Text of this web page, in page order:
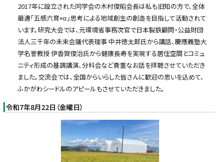
2017年に設立された同学会の木村俊昭会長は私も旧知の方で、全体
最適「五感六育+α」思考による地域創生の創造を目指して活動されて
います。研究大会では、元環境省事務次官で日本製鉄顧問・公益財団
法人三千年の未来会議代表理事 中井徳太郎氏から講話、慶應義塾大
学名誉教授 伊香賀俊治氏から健康長寿を実現する居住空間とコミュ
ニティ形成の基調講演、分科会など貴重なお話を拝聴させていただき
ました。交流会では、全国からいらした皆さんに歓迎の思いを込めて、
ふかがわシードルのアピールもさせていただきました。
令和7年8月22日（金曜日）